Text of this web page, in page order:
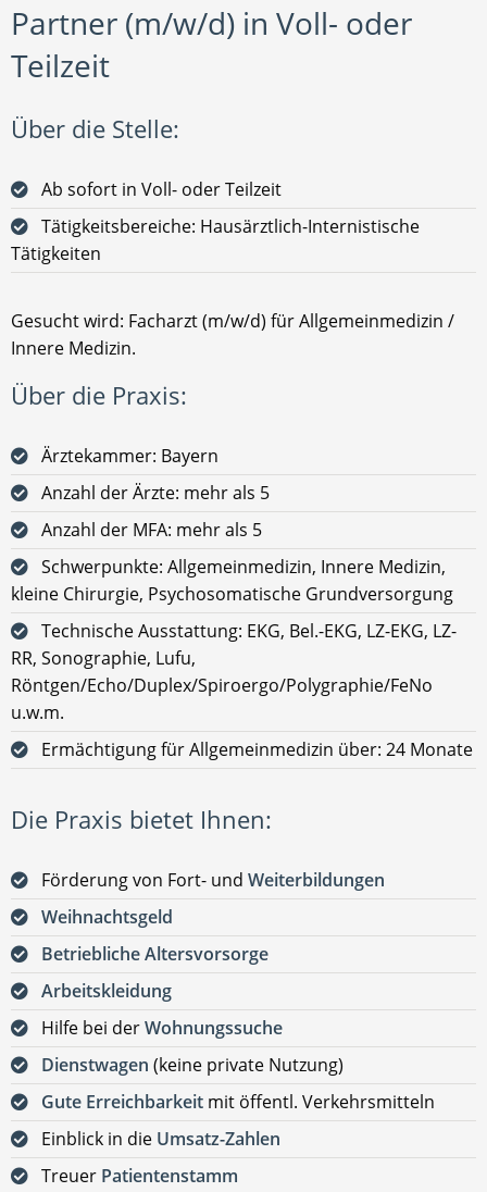
Partner (m/w/d) in Voll- oder
Teilzeit
Über die Stelle:
Ab sofort in Voll- oder Teilzeit
Tätigkeitsbereiche: Hausärztlich-Internistische
Tätigkeiten
Gesucht wird: Facharzt (m/w/d) für Allgemeinmedizin /
Innere Medizin.
Über die Praxis:
Ärztekammer: Bayern
Anzahl der Ärzte: mehr als 5
Anzahl der MFA: mehr als 5
Schwerpunkte: Allgemeinmedizin, Innere Medizin,
kleine Chirurgie, Psychosomatische Grundversorgung
Technische Ausstattung: EKG, Bel.-EKG, LZ-EKG, LZ-
RR, Sonographie, Lufu,
Röntgen/Echo/Duplex/Spiroergo/Polygraphie/FeNo
u.w.m.
Ermächtigung für Allgemeinmedizin über: 24 Monate
Die Praxis bietet Ihnen:
Förderung von Fort- und Weiterbildungen
Weihnachtsgeld
Betriebliche Altersvorsorge
Arbeitskleidung
Hilfe bei derWohnungssuche
Dienstwagen (keine private Nutzung)
Gute Erreichbarkeit mit öffentl. Verkehrsmitteln
Einblick in die Umsatz-Zahlen
Treuer Patientenstamm